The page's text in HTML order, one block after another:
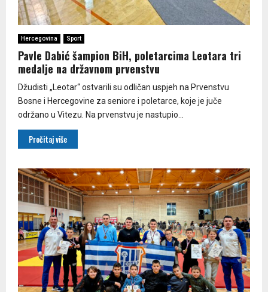
Hercegovina Sport
Pavle Dabić šampion BiH, poletarcima Leotara tri
medalje na državnom prvenstvu
Džudisti „Leotar“ ostvarili su odličan uspjeh na Prvenstvu
Bosne i Hercegovine za seniore i poletarce, koje je juče
održano u Vitezu. Na prvenstvu je nastupio...
Pročitaj više